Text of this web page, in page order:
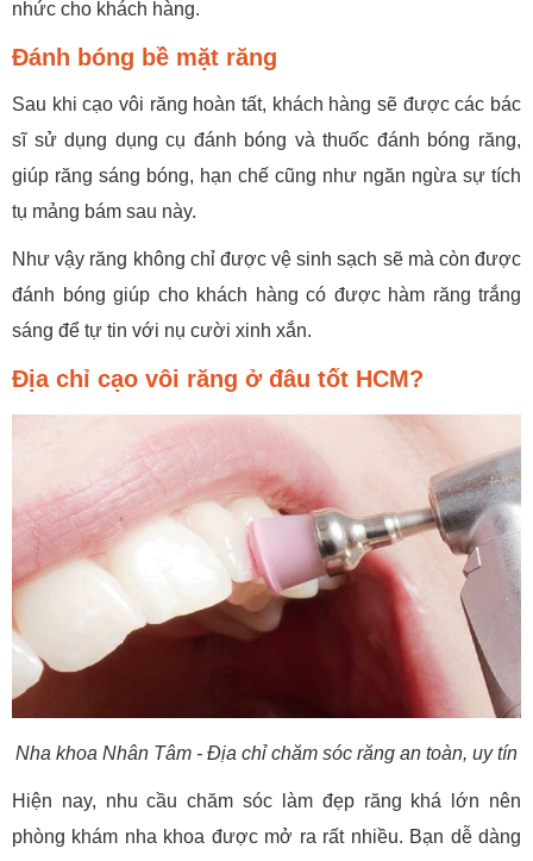
nhức cho khách hàng.
Đánh bóng bề mặt răng
Sau khi cạo vôi răng hoàn tất, khách hàng sẽ được các bác
sĩ sử dụng dụng cụ đánh bóng và thuốc đánh bóng răng,
giúp răng sáng bóng, hạn chế cũng như ngăn ngừa sự tích
tụ mảng bám sau này.
Như vậy răng không chỉ được vệ sinh sạch sẽ mà còn được
đánh bóng giúp cho khách hàng có được hàm răng trắng
sáng để tự tin với nụ cười xinh xắn.
Địa chỉ cạo vôi răng ở đâu tốt HCM?
Nha khoa Nhân Tâm - Địa chỉ chăm sóc răng an toàn, uy tín
Hiện nay, nhu cầu chăm sóc làm đẹp răng khá lớn nên
phòng khám nha khoa được mở ra rất nhiều. Bạn dễ dàng